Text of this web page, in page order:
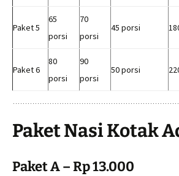
Paket 5
65
porsi
70
porsi
45 porsi
Paket 6
80
porsi
90
porsi
50 porsi
Paket Nasi Kotak
Paket A – Rp 13.000